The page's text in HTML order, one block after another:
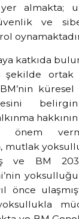
almakta;
ve
katkıda
şekilde ortak
önem
mutlak
ve BM
önce